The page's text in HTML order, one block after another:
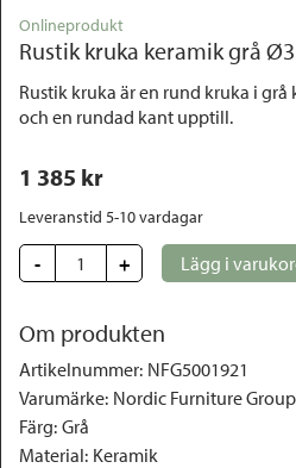
Onlineprodukt
Rustik kruka keramik grå
Rustik kruka är en rund kruka i
och en rundad kant upptill.
1 385 kr
Leveranstid 5-10 vardagar
- + Lägg i
Om produkten
Artikelnummer: NFG5001921
Varumärke: Nordic Furniture Group
Färg: Grå
Material: Keramik